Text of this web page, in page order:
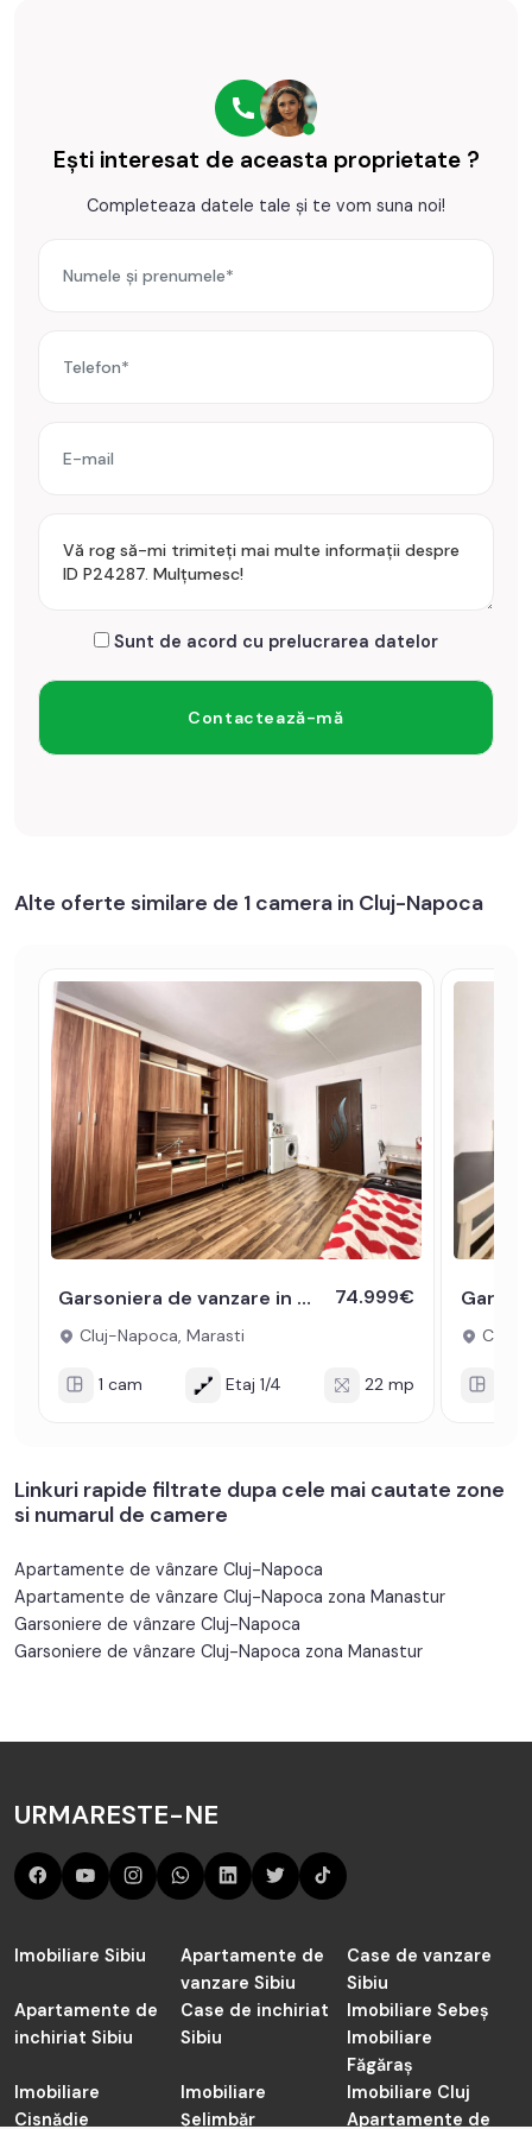
Ești interesat de aceasta proprietate ?
Completeaza datele tale și te vom suna noi!
Sunt de acord cu prelucrarea datelor
Alte oferte similare de 1 camera in Cluj-Napoca
Garsoniera de vanzare in Marasti zona Expo Transilvania la cheie 74.999€
Cluj-Napoca, Marasti
1 cam Etaj 1/4 22 mp
Cluj-
Linkuri rapide filtrate dupa cele mai cautate zone
si numarul de camere
Apartamente de vânzare Cluj-Napoca
Apartamente de vânzare Cluj-Napoca zona Manastur
Garsoniere de vânzare Cluj-Napoca
Garsoniere de vânzare Cluj-Napoca zona Manastur
URMARESTE-NE
Imobiliare Sibiu
Apartamente de
vanzare Sibiu
Case de vanzare
Sibiu
Apartamente de
inchiriat Sibiu
Case de inchiriat
Sibiu
Imobiliare Sebeș
Imobiliare
Făgăraș
Imobiliare
Cisnădie
Imobiliare
Șelimbăr
Imobiliare Cluj
Apartamente de